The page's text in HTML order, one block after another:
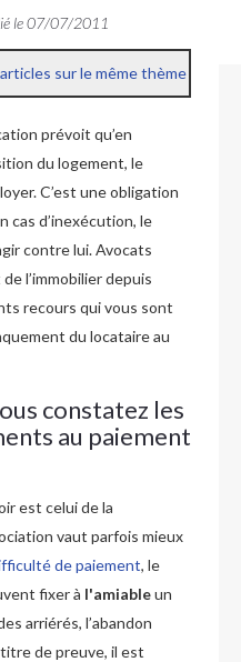
le07/07/2011
sur le même thème
prévoit qu’en
du logement, le
C’est une obligation
cas d’inexécution, le
contre lui. Avocats
l’immobilier depuis
recours qui vous sont
du locataire au
constatez les
au paiement
est celui de la
vaut parfois mieux
de paiement, le
fixer à l'amiableun
arriérés, l’abandon
de preuve, il est